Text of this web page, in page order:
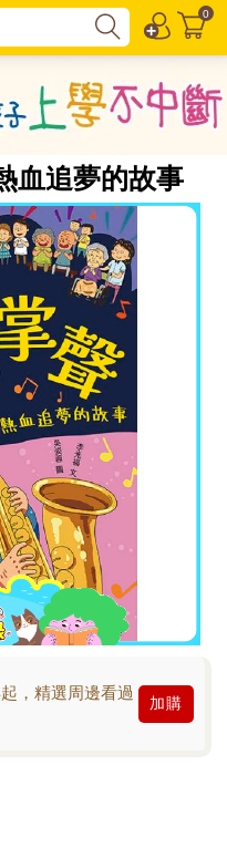
0
血追夢的故事
，精選周邊看過
加購